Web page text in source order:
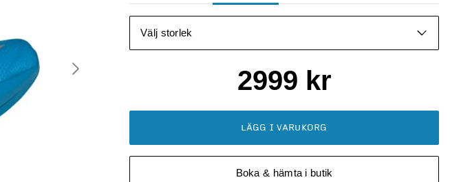
Välj storlek
2999 kr
LÄGG I VARUKORG
Boka & hämta i butik